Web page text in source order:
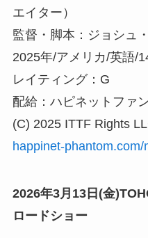
エイター）
監督・脚本：ジョシュ
2025年/アメリカ/英語/
レイティング：G
配給：ハピネットファ
(C) 2025 ITTF Rights
happinet-
2026年3月13日(金
ロードショー